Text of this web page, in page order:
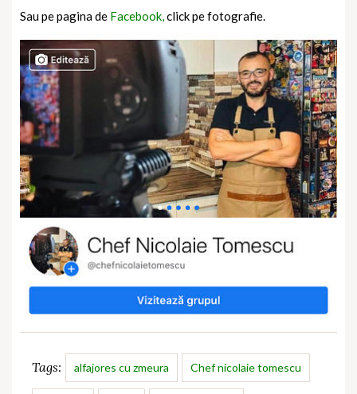
Sau pe pagina de Facebook,click pe fotografie.
Tags: alfajores cu zmeura Chef nicolaie tomescu